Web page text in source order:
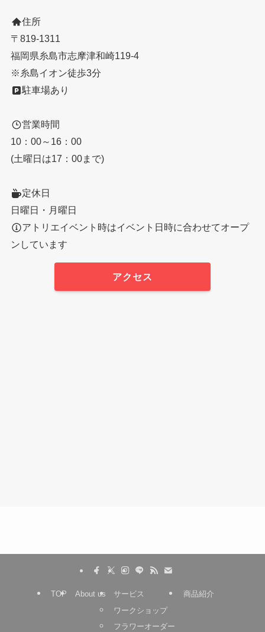
住所
〒819-1311
福岡県糸島市志摩津和崎119-4
※糸島イオン徒歩3分
駐車場あり
営業時間
10：00～16：00
(土曜日は17：00まで)
定休日
日曜日・月曜日
アトリエイベント時はイベント日時に合わせてオープ
ンしています
アクセス
TOP About us
サービス
ワークショップ
フラワーオーダー
商品紹介